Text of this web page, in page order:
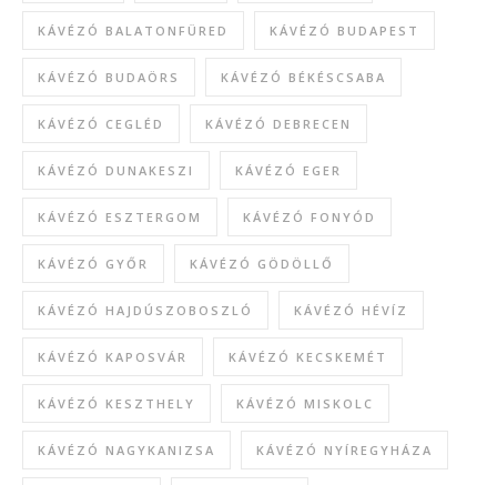
KÁVÉZÓ BALATONFÜRED KÁVÉZÓ BUDAPEST
KÁVÉZÓ BUDAÖRS KÁVÉZÓ BÉKÉSCSABA
KÁVÉZÓ CEGLÉD KÁVÉZÓ DEBRECEN
KÁVÉZÓ DUNAKESZI KÁVÉZÓ EGER
KÁVÉZÓ ESZTERGOM KÁVÉZÓ FONYÓD
KÁVÉZÓ GYŐR KÁVÉZÓ GÖDÖLLŐ
KÁVÉZÓ HAJDÚSZOBOSZLÓ KÁVÉZÓ HÉVÍZ
KÁVÉZÓ KAPOSVÁR KÁVÉZÓ KECSKEMÉT
KÁVÉZÓ KESZTHELY KÁVÉZÓ MISKOLC
KÁVÉZÓ NAGYKANIZSA KÁVÉZÓ NYÍREGYHÁZA